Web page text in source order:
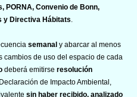
PORNA, Convenio de Bonn,
y Directiva Hábitats
semanal y abarcar al menos
cambios de uso del espacio de cada
deberá emitirse resolución
, Declaración de Impacto Ambiental,
sin haber recibido, analizado